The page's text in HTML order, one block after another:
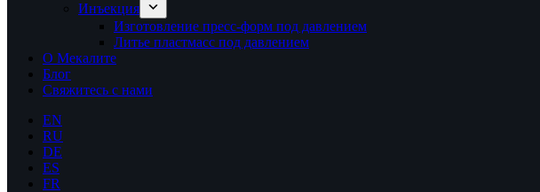
Инъекция
Изготовление пресс-форм под давлением
Литье пластмасс под давлением
О Мекалите
Блог
Свяжитесь с нами
EN
RU
DE
ES
FR